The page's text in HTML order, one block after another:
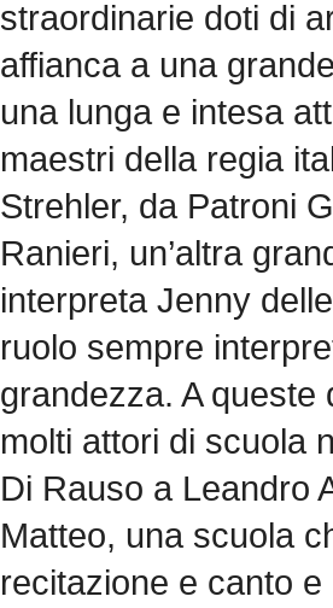
straordinarie doti di
affianca a una
una lunga e intesa
maestri della regia
Strehler, da Patroni
Ranieri, un’altra
interpreta Jenny
ruolo sempre
grandezza. A
molti attori di scuola
Di Rauso a Leandro
Matteo, una scuola
recitazione e canto